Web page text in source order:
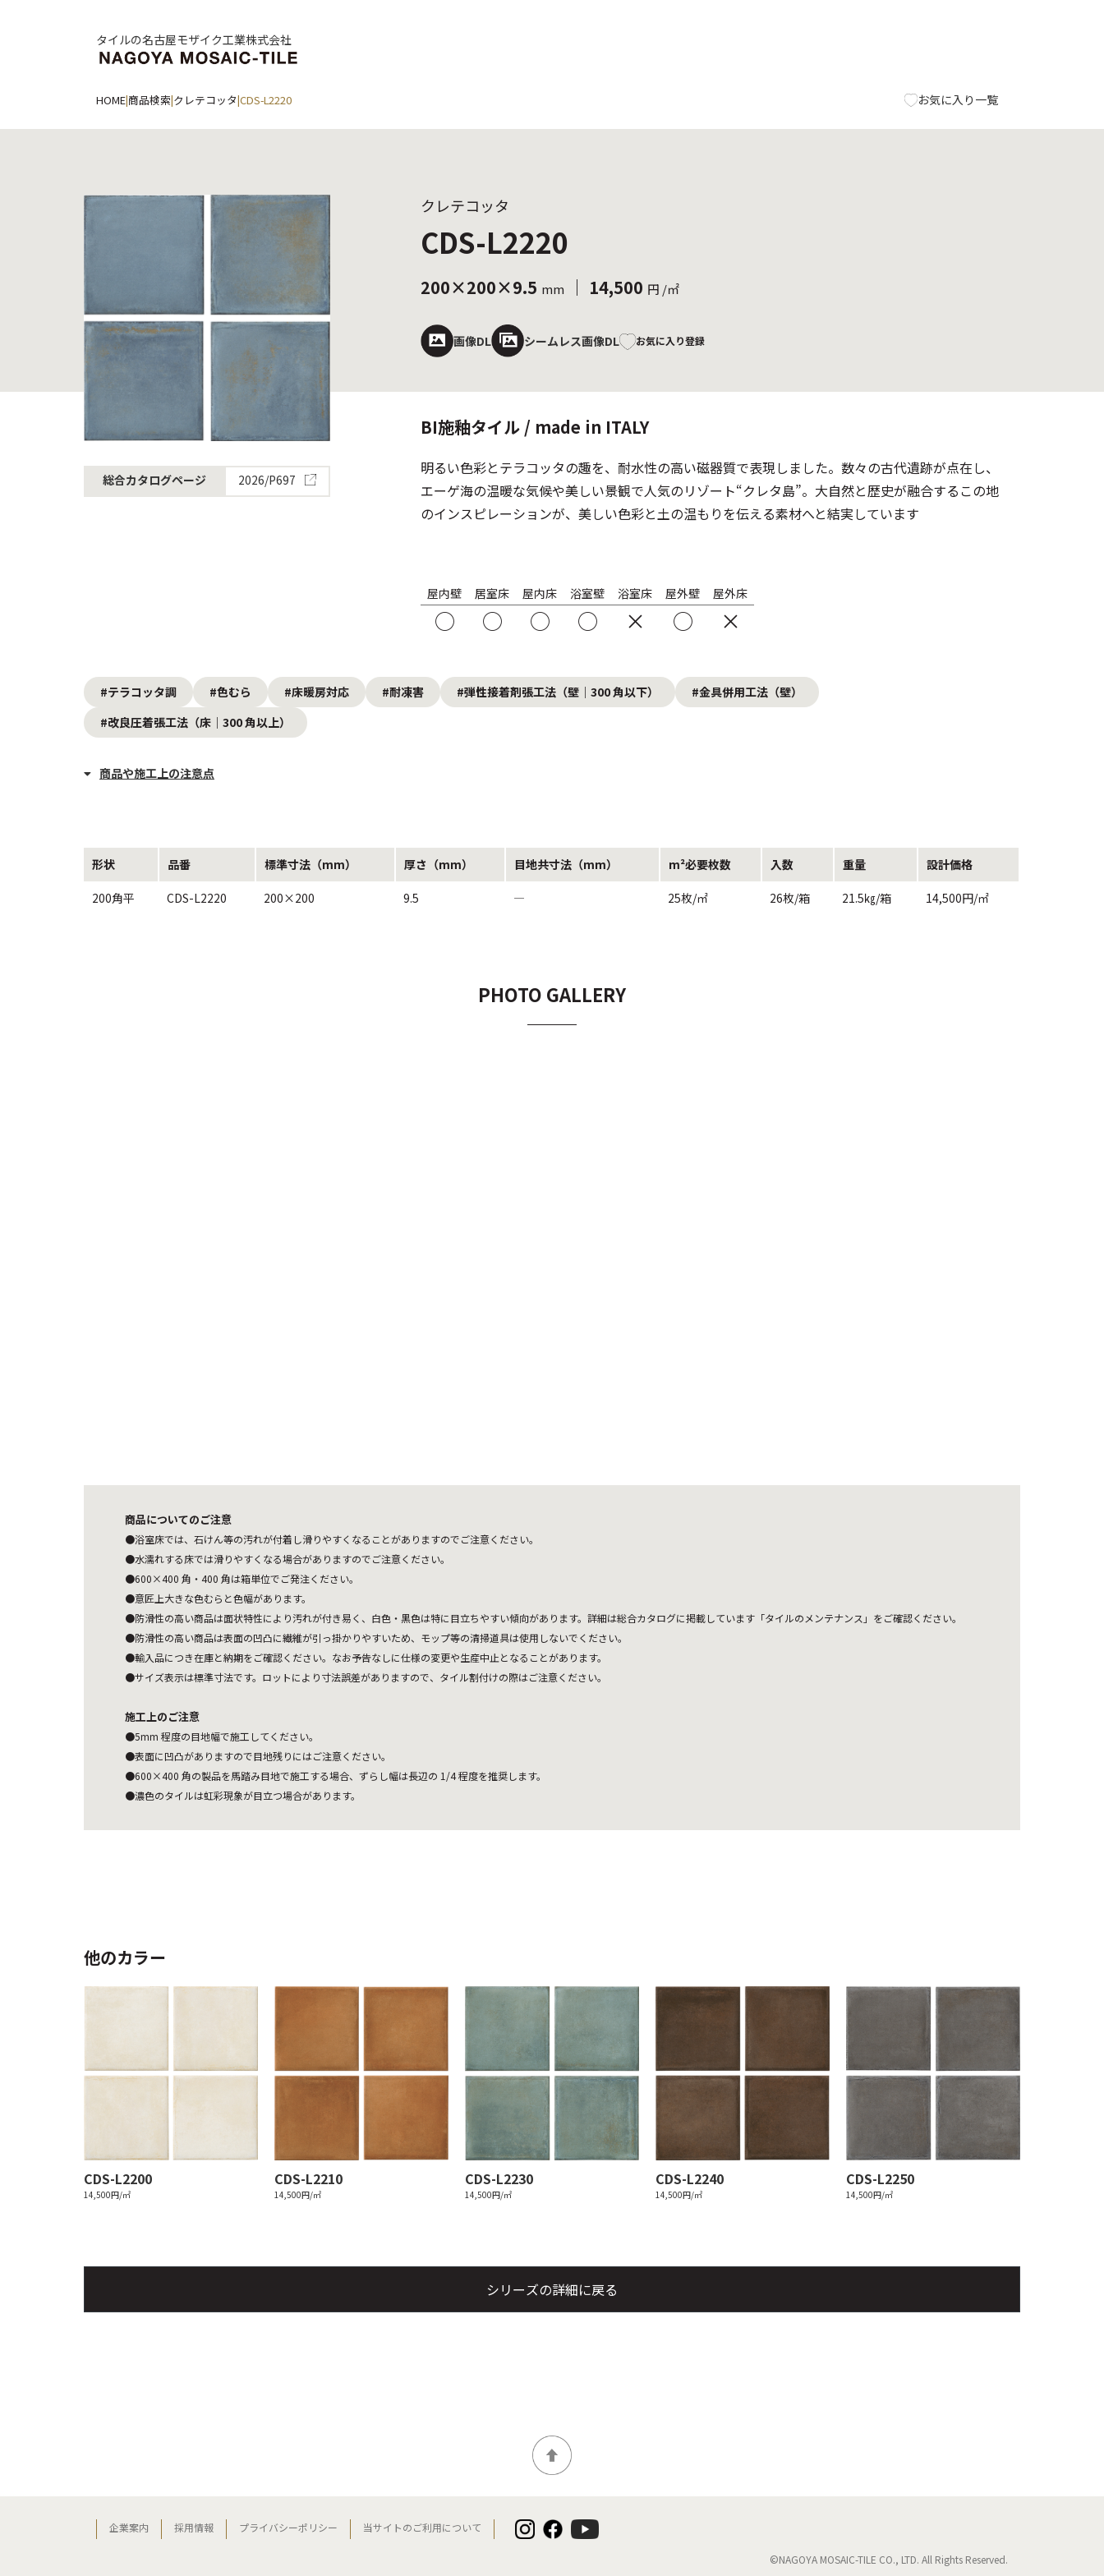
タイルの名古屋モザイク工業株式会社
HOME|商品検索|クレテコッタ|CDS-L2220 お気に入り一覧
総合カタログページ 2026/P697
クレテコッタ
CDS-L2220
200×200×9.5 mm ｜ 14,500 円 /㎡
画像DL シームレス画像DL お気に入り登録
BI施釉タイル / made in ITALY
明るい色彩とテラコッタの趣を、耐水性の高い磁器質で表現しました。数々の古代遺跡が点在し、
エーゲ海の温暖な気候や美しい景観で人気のリゾート“クレタ島”。大自然と歴史が融合するこの地
のインスピレーションが、美しい色彩と土の温もりを伝える素材へと結実しています
屋内壁
○
居室床
○
屋内床
○
浴室壁
○
浴室床
×
屋外壁
○
屋外床
×
#テラコッタ調 #色むら #床暖房対応 #耐凍害 #弾性接着剤張工法（壁｜300 角以下）
#金具併用工法（壁）
#改良圧着張工法（床｜300 角以上）
商品や施工上の注意点
形状 品番 標準寸法（mm） 厚さ（mm） 目地共寸法（mm） m²必要枚数 入数 重量 設計価格
200角平 CDS-L2220 200×200 9.5 ― 25枚/㎡ 26枚/箱 21.5㎏/箱 14,500円/㎡
PHOTO GALLERY
商品についてのご注意
●浴室床では、石けん等の汚れが付着し滑りやすくなることがありますのでご注意ください。
●水濡れする床では滑りやすくなる場合がありますのでご注意ください。
●600×400 角・400 角は箱単位でご発注ください。
●意匠上大きな色むらと色幅があります。
●防滑性の高い商品は面状特性により汚れが付き易く、白色・黒色は特に目立ちやすい傾向があります。詳細は総合カタログに掲載しています「タイルのメンテナンス」をご確認ください。
●防滑性の高い商品は表面の凹凸に繊維が引っ掛かりやすいため、モップ等の清掃道具は使用しないでください。
●輸入品につき在庫と納期をご確認ください。なお予告なしに仕様の変更や生産中止となることがあります。
●サイズ表示は標準寸法です。ロットにより寸法誤差がありますので、タイル割付けの際はご注意ください。
施工上のご注意
●5mm 程度の目地幅で施工してください。
●表面に凹凸がありますので目地残りにはご注意ください。
●600×400 角の製品を馬踏み目地で施工する場合、ずらし幅は長辺の 1/4 程度を推奨します。
●濃色のタイルは虹彩現象が目立つ場合があります。
他のカラー
CDS-L2200
14,500円/㎡
CDS-L2210
14,500円/㎡
CDS-L2230
14,500円/㎡
CDS-L2240
14,500円/㎡
CDS-L2250
14,500円/㎡
シリーズの詳細に戻る
企業案内 採用情報 プライバシーポリシー 当サイトのご利用について
©NAGOYA MOSAIC-TILE CO., LTD. All Rights Reserved.